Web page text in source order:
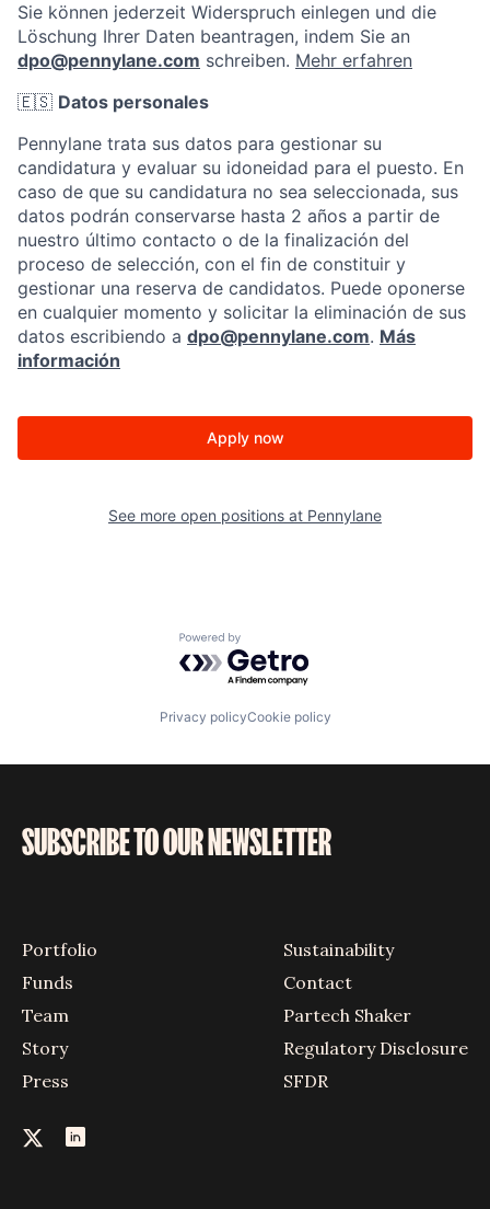
Sie können jederzeit Widerspruch einlegen und die
Löschung Ihrer Daten beantragen, indem Sie an
dpo@pennylane.com schreiben. Mehr erfahren
🇪🇸 Datos personales
Pennylane trata sus datos para gestionar su
candidatura y evaluar su idoneidad para el puesto. En
caso de que su candidatura no sea seleccionada, sus
datos podrán conservarse hasta 2 años a partir de
nuestro último contacto o de la finalización del
proceso de selección, con el fin de constituir y
gestionar una reserva de candidatos. Puede oponerse
en cualquier momento y solicitar la eliminación de sus
datos escribiendo a dpo@pennylane.com. Más
información
Apply now
See more open positions at Pennylane
Powered by Getro.com
Privacy policyCookie policy
SUBSCRIBE TO OUR NEWSLETTER
Portfolio
Funds
Team
Story
Press
Sustainability
Contact
Partech Shaker
Regulatory Disclosure
SFDR